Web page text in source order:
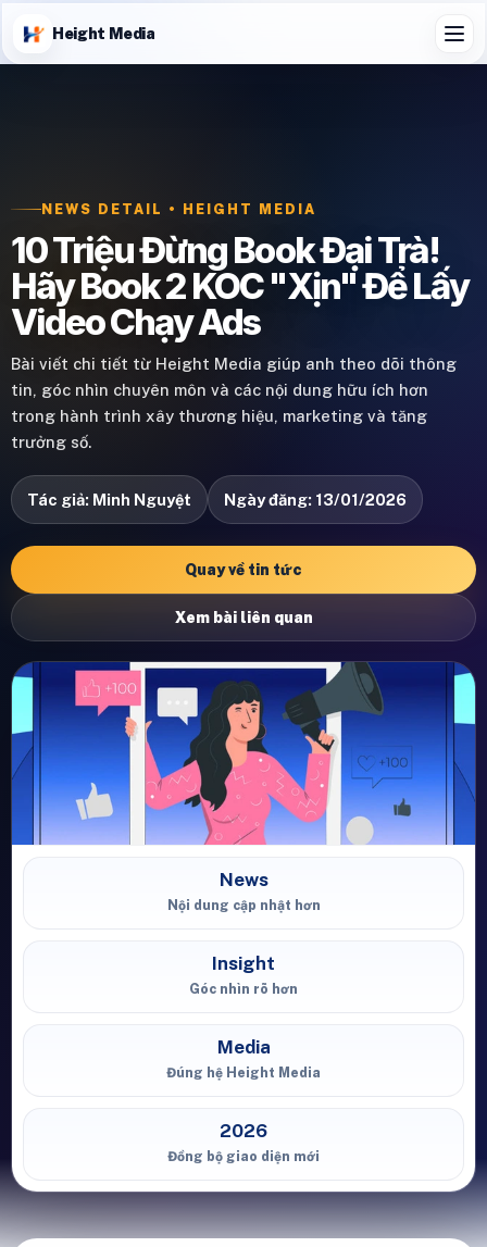
Height Media
NEWS DETAIL • HEIGHT MEDIA
10 Triệu Đừng Book Đại Trà!
Hãy Book 2 KOC "Xịn" Để Lấy
Video Chạy Ads
Bài viết chi tiết từ Height Media giúp anh theo dõi thông
tin, góc nhìn chuyên môn và các nội dung hữu ích hơn
trong hành trình xây thương hiệu, marketing và tăng
trưởng số.
Tác giả: Minh Nguyệt Ngày đăng: 13/01/2026
Quay về tin tức
Xem bài liên quan
News
Nội dung cập nhật hơn
Insight
Góc nhìn rõ hơn
Media
Đúng hệ Height Media
2026
Đồng bộ giao diện mới